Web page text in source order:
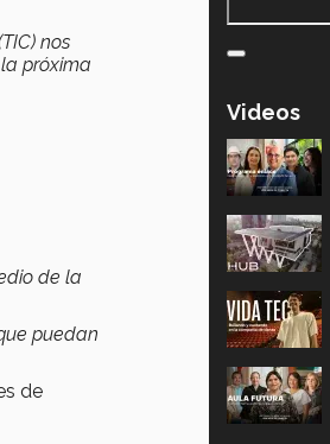
nos
próxima
de la
puedan
de
Videos